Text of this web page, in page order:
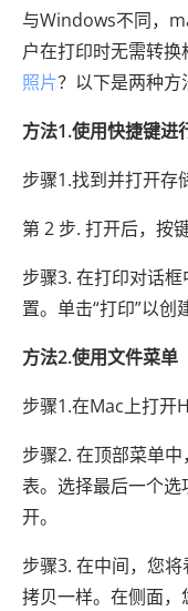
与Windows不同，
户在打印时无需转换
照片？以下是两种方
方法1.使用快捷键进
步骤1.找到并打开存
第 2 步. 打开后，按
步骤3. 在打印对话
置。单击“打印”以创
方法2.使用文件菜单
步骤1.在Mac上打开
步骤2. 在顶部菜单
表。选择最后一个选
开。
步骤3. 在中间，您
拷贝一样。在侧面